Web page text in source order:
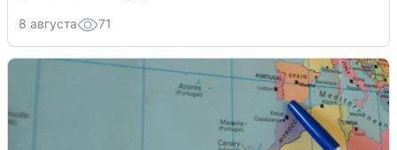
8 августа 71